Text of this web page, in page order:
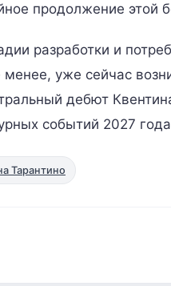
продолжение этой
разработки и
уже сейчас
дебют
событий 2027
Тарантино